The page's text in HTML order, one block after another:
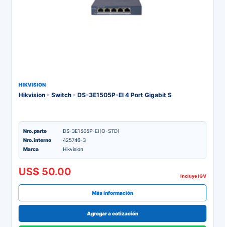
HIKVISION
Hikvision - Switch - DS-3E1505P-EI 4 Port Gigabit S
Nro. parte
DS-3E1505P-EI(O-STD)
Nro. interno
425746-3
Marca
Hikvision
US$ 50.00 Incluye IGV
Más información
Agregar a cotización